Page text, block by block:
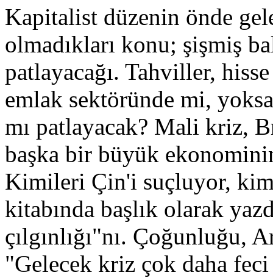
Kapitalist düzenin önde
olmadıkları konu; şişmiş
patlayacağı. Tahviller,
emlak sektöründe mi,
mı patlayacak? Mali kriz,
başka bir büyük
Kimileri Çin'i suçluyor,
kitabında başlık olarak
çılgınlığı"nı. Çoğunluğu,
"Gelecek kriz çok daha